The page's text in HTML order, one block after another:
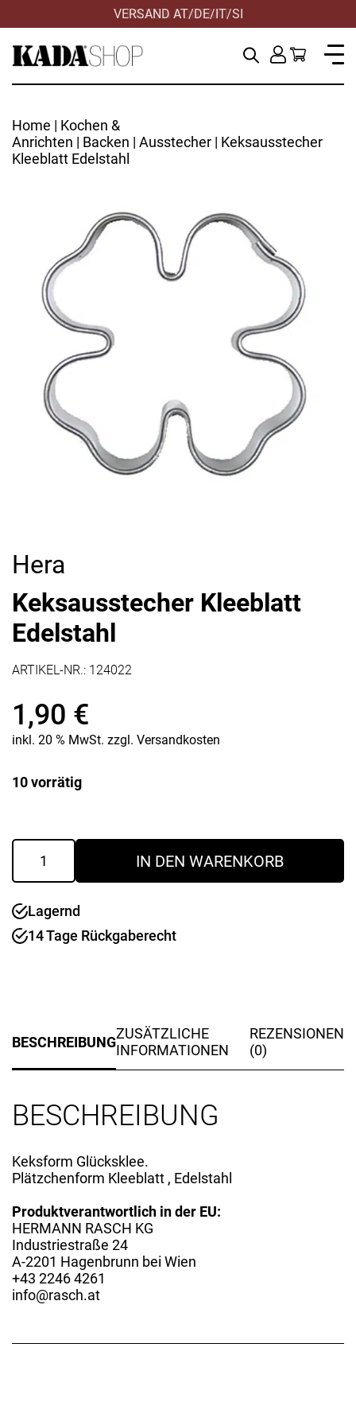
HILFE & KONTAKT
VERSAND AT/DE/IT/SI
Home | Kochen &
Anrichten | Backen | Ausstecher | Keksausstecher
Kleeblatt Edelstahl
Hera
Keksausstecher Kleeblatt
Edelstahl
ARTIKEL-NR.: 124022
1,90 €
inkl. 20 % MwSt. zzgl. Versandkosten
10 vorrätig
Keksausstecher
Kleeblatt
Edelstahl
IN DEN WARENKORB
Lagernd
14 Tage Rückgaberecht
BESCHREIBUNGZUSÄTZLICHE
INFORMATIONEN
REZENSIONEN
(0)
BESCHREIBUNG
Keksform Glücksklee.
Plätzchenform Kleeblatt , Edelstahl
Produktverantwortlich in der EU:
HERMANN RASCH KG
Industriestraße 24
A-2201 Hagenbrunn bei Wien
+43 2246 4261
info@rasch.at